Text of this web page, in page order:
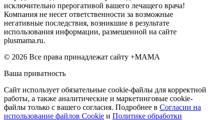
исключительно прерогативой вашего лечащего врача!
Компания не несет ответственности за возможные
негативные последствия, возникшие в результате
использования информации, размешенной на сайте
plusmama.ru.
© 2026 Все права принадлежат сайту +МАМА
Ваша приватность
Сайт использует обязательные cookie-файлы для корректной
работы, а также аналитические и маркетинговые cookie-
файлы только с вашего согласия. Подробнее в Согласии на
использование файлов Cookie и Политике обработки